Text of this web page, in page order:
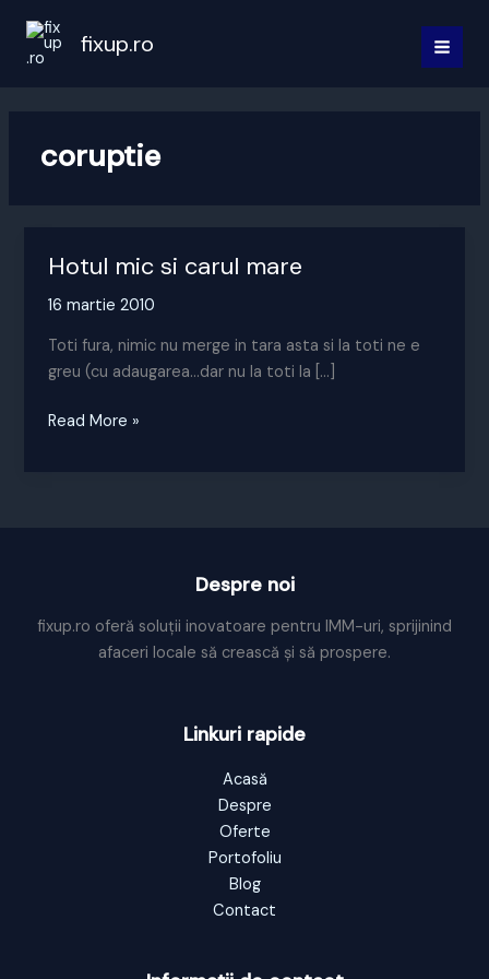
content
fixup.ro
coruptie
Hotul mic si carul mare
16 martie 2010
Toti fura, nimic nu merge in tara asta si la toti ne e
greu (cu adaugarea…dar nu la toti la […]
Hotul
Read More »
Despre noi
fixup.ro oferă soluții inovatoare pentru IMM-uri, sprijinind
afaceri locale să crească și să prospere.
Linkuri rapide
Acasă
Despre
Oferte
Portofoliu
Blog
Contact